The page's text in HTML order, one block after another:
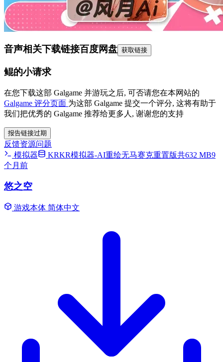
音声相关下载链接百度网盘 获取链接
鲲的小请求
在您下载这部 Galgame 并游玩之后, 可否请您在本网站的
Galgame 评分页面 为这部 Galgame 提交一个评分, 这将有助于
我们把优秀的 Galgame 推荐给更多人, 谢谢您的支持
报告链接过期
反馈资源问题
模拟器
KRKR模拟器-AI重绘无马赛克重置版共632 MB9
个月前
悠之空
游戏本体 简体中文